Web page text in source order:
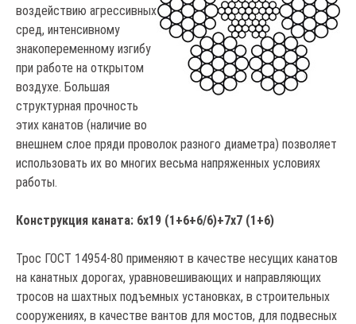
воздействию агрессивных
сред, интенсивному
знакопеременному изгибу
при работе на открытом
воздухе. Большая
структурная прочность
этих канатов (наличие во
внешнем слое пряди проволок разного диаметра) позволяет
использовать их во многих весьма напряженных условиях
работы.
Конструкция каната: 6х19 (1+6+6/6)+7х7 (1+6)
Трос ГОСТ 14954-80 применяют в качестве несущих канатов
на канатных дорогах, уравновешивающих и направляющих
тросов на шахтных подъемных установках, в строительных
сооружениях, в качестве вантов для мостов, для подвесных